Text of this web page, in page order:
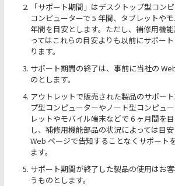
「サポート期間」はデスクトップ型コン
コンピューターで 5 年間、タブレットや
年間を目安とします。ただし、補修用機
ってはこれらの目安よりも以前にサポー
ります。
サポート期間の終了は、事前に当社の
のとします。
アウトレットで販売された製品のサポー
プ型コンピューターやノート型コンピュ
レットやモバイル端末などで 6 ヶ月間を目
し、補修用機能部品の状況によっては目
Web ページで告知することなくサポート
ます。
サポート期間が終了した製品の使用はお
うものとします。